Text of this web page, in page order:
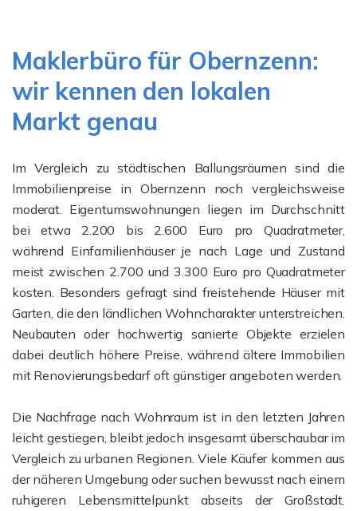
Maklerbüro für Obernzenn:
wir kennen den lokalen
Markt genau
Im Vergleich zu städtischen Ballungsräumen sind die
Immobilienpreise in Obernzenn noch vergleichsweise
moderat. Eigentumswohnungen liegen im Durchschnitt
bei etwa 2.200 bis 2.600 Euro pro Quadratmeter,
während Einfamilienhäuser je nach Lage und Zustand
meist zwischen 2.700 und 3.300 Euro pro Quadratmeter
kosten. Besonders gefragt sind freistehende Häuser mit
Garten, die den ländlichen Wohncharakter unterstreichen.
Neubauten oder hochwertig sanierte Objekte erzielen
dabei deutlich höhere Preise, während ältere Immobilien
mit Renovierungsbedarf oft günstiger angeboten werden.
Die Nachfrage nach Wohnraum ist in den letzten Jahren
leicht gestiegen, bleibt jedoch insgesamt überschaubar im
Vergleich zu urbanen Regionen. Viele Käufer kommen aus
der näheren Umgebung oder suchen bewusst nach einem
ruhigeren Lebensmittelpunkt abseits der Großstadt.